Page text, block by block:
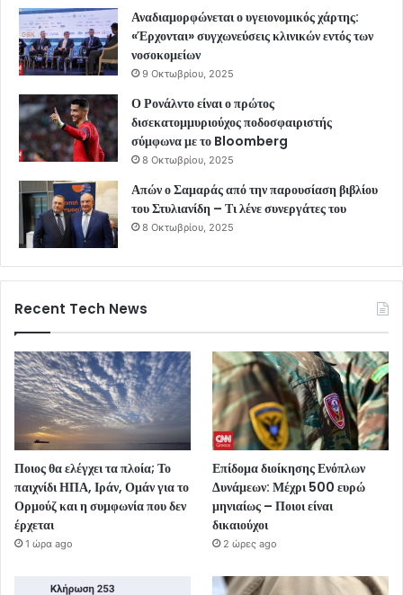
Αναδιαμορφώνεται ο υγειονομικός χάρτης:
«Έρχονται» συγχωνεύσεις κλινικών εντός των
νοσοκομείων
9 Οκτωβρίου, 2025
Ο Ρονάλντο είναι ο πρώτος
δισεκατομμυριούχος ποδοσφαιριστής
σύμφωνα με το Bloomberg
8 Οκτωβρίου, 2025
Απών ο Σαμαράς από την παρουσίαση βιβλίου
του Στυλιανίδη – Τι λένε συνεργάτες του
8 Οκτωβρίου, 2025
Recent Tech News
Ποιος θα ελέγχει τα πλοία; Το
παιχνίδι ΗΠΑ, Ιράν, Ομάν για το
Ορμούζ και η συμφωνία που δεν
έρχεται
1 ώρα ago
Επίδομα διοίκησης Ενόπλων
Δυνάμεων: Μέχρι 500 ευρώ
μηνιαίως – Ποιοι είναι
δικαιούχοι
2 ώρες ago